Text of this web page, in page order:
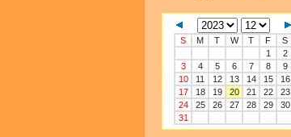
S M T W T F
S
1
2
3
4 5 6 7 8
9
10
11 12 13 14 15
16
17
18 19 20 21 22
23
24
25 26 27 28 29
30
31